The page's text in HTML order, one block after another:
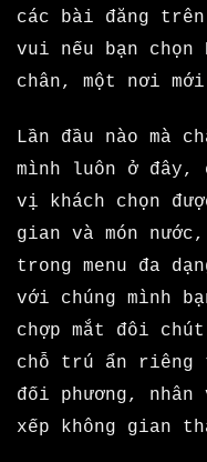
các bài đăng
vui nếu bạn chọn
chân, một nơi mới
Lần đầu nào mà
mình luôn ở đây,
vị khách chọn
gian và món
trong menu đa
với chúng mình
chợp mắt đôi
chỗ trú ẩn riêng
đối phương,
xếp không gian